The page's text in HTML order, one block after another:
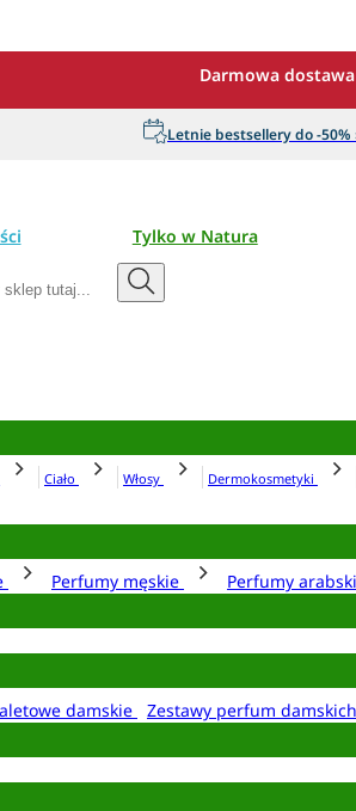
Darmowa dostawa
Letnie bestsellery do -50%
Tylko w Natura
Ciało Włosy Dermokosmetyki
Perfumy męskie Perfumy
damskie
Zestawy perfum damskich